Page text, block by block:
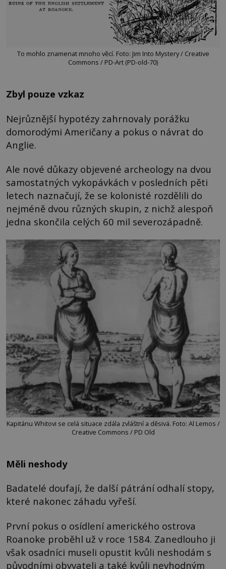
To mohlo znamenat mnoho věcí. Foto: Jim Into Mystery / Creative
Commons / PD-Art (PD-old-70)
Zbyl pouze vzkaz
Nejrůznější hypotézy zahrnovaly porážku
domorodými Američany a pokus o návrat do
Anglie.
Ale nové důkazy objevené archeology na dvou
samostatných vykopávkách v posledních pěti
letech naznačují, že se kolonisté rozdělili do
nejméně dvou různých skupin, z nichž alespoň
jedna skončila celých 60 mil severozápadně.
Kapitánu Whitovi se celá situace zdála zvláštní a děsivá. Foto: Al Lemos /
Creative Commons / PD Old
Měli neshody
Badatelé doufají, že další pátrání odhalí stopy,
které nakonec záhadu vyřeší.
První pokus o osídlení amerického ostrova
Roanoke proběhl už v roce 1584. Zanedlouho ji
však osadníci museli opustit kvůli neshodám s
původními obyvateli a také kvůli nevhodným